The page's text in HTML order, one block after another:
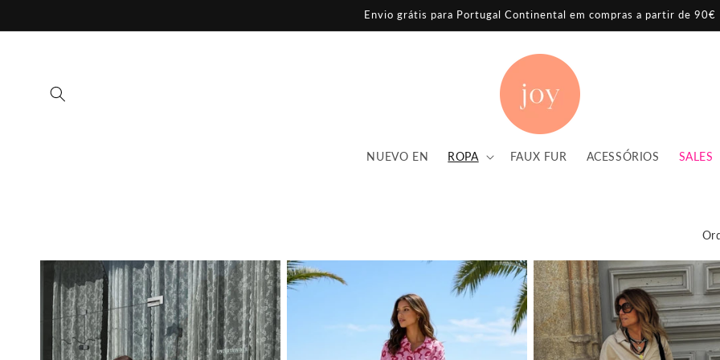
al contenido
Envio grátis para Portugal Continental em compras a partir de 90€
NUEVO EN ROPA FAUX FUR ACESSÓRIOS SALES